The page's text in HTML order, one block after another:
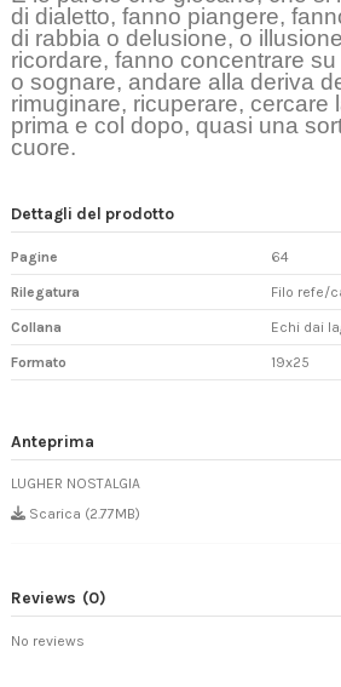
di dialetto, fanno piangere,
di rabbia o delusione, o
ricordare, fanno concentrare
o sognare, andare alla deriva
rimuginare, ricuperare, cercare
prima e col dopo, quasi una
cuore.
Dettagli del prodotto
Pagine 64
Rilegatura Filo refe/
Collana Echi dai
Formato 19x25
Anteprima
LUGHER NOSTALGIA
Scarica (2.77MB)
Reviews (0)
No reviews